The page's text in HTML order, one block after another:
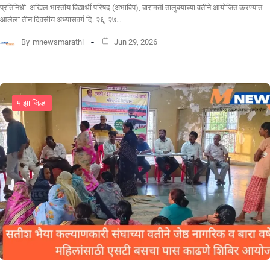
प्रतिनिधी अखिल भारतीय विद्यार्थी परिषद (अभाविप), बारामती तालुक्याच्या वतीने आयोजित करण्यात
आलेला तीन दिवसीय अभ्यासवर्ग दि. २६, २७…
By mnewsmarathi Jun 29, 2026
माझा जिल्हा